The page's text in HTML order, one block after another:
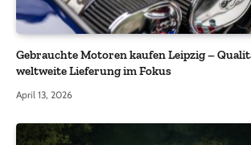
Gebrauchte Motoren kaufen Leipzig –
weltweite Lieferung im Fokus
April 13, 2026